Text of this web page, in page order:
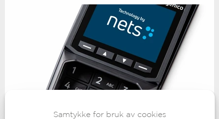
Samtykke for bruk av cookies